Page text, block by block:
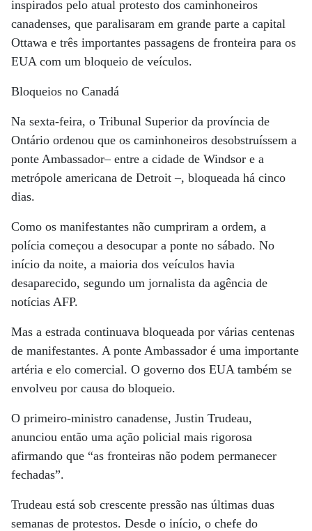
inspirados pelo atual protesto dos caminhoneiros
canadenses, que paralisaram em grande parte a capital
Ottawa e três importantes passagens de fronteira para os
EUA com um bloqueio de veículos.
Bloqueios no Canadá
Na sexta-feira, o Tribunal Superior da província de
Ontário ordenou que os caminhoneiros desobstruíssem a
ponte Ambassador– entre a cidade de Windsor e a
metrópole americana de Detroit –, bloqueada há cinco
dias.
Como os manifestantes não cumpriram a ordem, a
polícia começou a desocupar a ponte no sábado. No
início da noite, a maioria dos veículos havia
desaparecido, segundo um jornalista da agência de
notícias AFP.
Mas a estrada continuava bloqueada por várias centenas
de manifestantes. A ponte Ambassador é uma importante
artéria e elo comercial. O governo dos EUA também se
envolveu por causa do bloqueio.
O primeiro-ministro canadense, Justin Trudeau,
anunciou então uma ação policial mais rigorosa
afirmando que “as fronteiras não podem permanecer
fechadas”.
Trudeau está sob crescente pressão nas últimas duas
semanas de protestos. Desde o início, o chefe do